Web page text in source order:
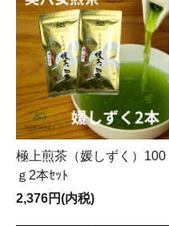
極上煎茶（媛しずく）100
ｇ2本ｾｯﾄ
2,376円(内税)